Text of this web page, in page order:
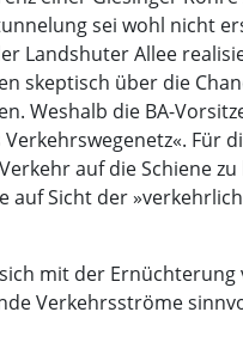
sei wohl nicht
Landshuter Allee
skeptisch über die
Weshalb die BA-
Für
auf die Schiene
auf Sicht der
mit der
Verkehrsströme